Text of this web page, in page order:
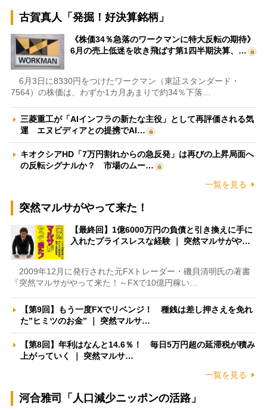
古賀真人「発掘！好決算銘柄」
《株価34％急落のワークマンに特大反転の期待》
6月の売上低迷を吹き飛ばす第1四半期決算、…
6月3日に8330円をつけたワークマン（東証スタンダード・
7564）の株価は、わずか1カ月あまりで約34％下落…
三菱重工が「AIインフラの新たな主役」として再評価される気
運 エヌビディアとの提携でAI…
キオクシアHD「7万円割れからの急反発」は再びの上昇局面へ
の反転シグナルか？ 市場のムー…
一覧を見る
突然マルサがやって来た！
【最終回】1億6000万円の負債と引き換えに手に
入れたプライスレスな経験 ｜ 突然マルサがや…
2009年12月に発行された元FXトレーダー・磯貝清明氏の著書
『突然マルサがやって来た！～FXで10億円稼い…
【第9回】もう一度FXでリベンジ！ 種銭は差し押さえを免れ
た”ヒミツのお金” ｜ 突然マルサ…
【第8回】年利はなんと14.6％！ 毎日5万円超の延滞税が積み
上がっていく ｜ 突然マルサ…
一覧を見る
河合雅司「人口減少ニッポンの活路」